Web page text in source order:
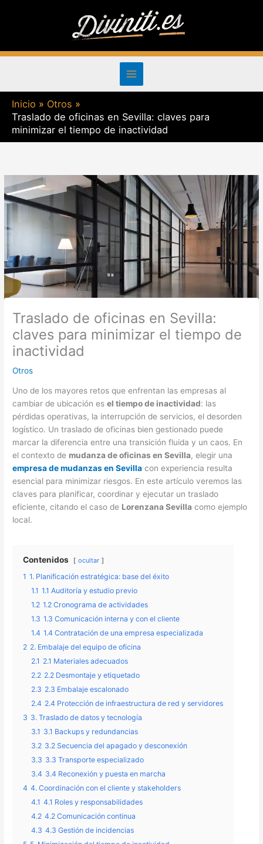
Inicio
Otros
Traslado de oficinas en Sevilla: claves para
minimizar el tiempo de inactividad
Traslado de oficinas en Sevilla:
claves para minimizar el tiempo de
inactividad
Otros
Uno de los mayores retos que enfrentan las empresas al
cambiar de ubicación esel tiempo de inactividad: las
pérdidas operativas, la interrupción de servicios, el desorden
logístico. Un traslado de oficinas bien gestionado puede
marcar la diferencia entre una transición fluida y un caos. En
el contexto de mudanza de oficinas en Sevilla, elegir una
empresa de mudanzas en Sevilla con experiencia resulta
esencial para minimizar riesgos. En este artículo veremos las
claves para planificar, coordinar y ejecutar un traslado
eficiente, citando el caso de Lorenzana Sevilla como ejemplo
local.
Contenidos ocultar
1 1. Planificación estratégica: base del éxito
1.1 1.1 Auditoría y estudio previo
1.2 1.2 Cronograma de actividades
1.3 1.3 Comunicación interna y con el cliente
1.4 1.4 Contratación de una empresa especializada
2 2. Embalaje del equipo de oficina
2.1 2.1 Materiales adecuados
2.2 2.2 Desmontaje y etiquetado
2.3 2.3 Embalaje escalonado
2.4 2.4 Protección de infraestructura de red y servidores
3 3. Traslado de datos y tecnología
3.1 3.1 Backups y redundancias
3.2 3.2 Secuencia del apagado y desconexión
3.3 3.3 Transporte especializado
3.4 3.4 Reconexión y puesta en marcha
4 4. Coordinación con el cliente y stakeholders
4.1 4.1 Roles y responsabilidades
4.2 4.2 Comunicación continua
4.3 4.3 Gestión de incidencias